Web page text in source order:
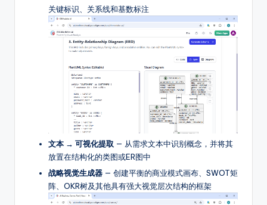
关键标识、关系线和基数标注
文本 → 可视化提取 — 从需求文本中识别概念，并将其
放置在结构化的类图或ER图中
战略视觉生成器 — 创建平衡的商业模式画布、SWOT矩
阵、OKR树及其他具有强大视觉层次结构的框架